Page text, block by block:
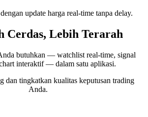
update harga real-time tanpa delay.
Cerdas, Lebih Terarah
butuhkan — watchlist real-time, signal
interaktif — dalam satu aplikasi.
dan tingkatkan kualitas keputusan trading
Anda.